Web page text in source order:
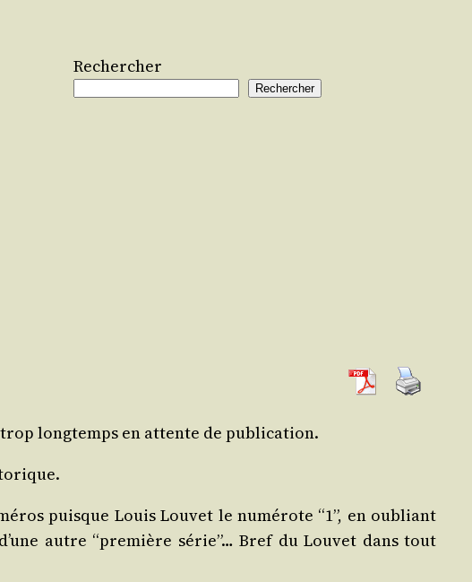
Rechercher
Rechercher
long­temps en attente de publication.
puisque Louis Lou­vet le numé­rote “1”, en oubliant
autre “pre­mière série”… Bref du Lou­vet dans tout